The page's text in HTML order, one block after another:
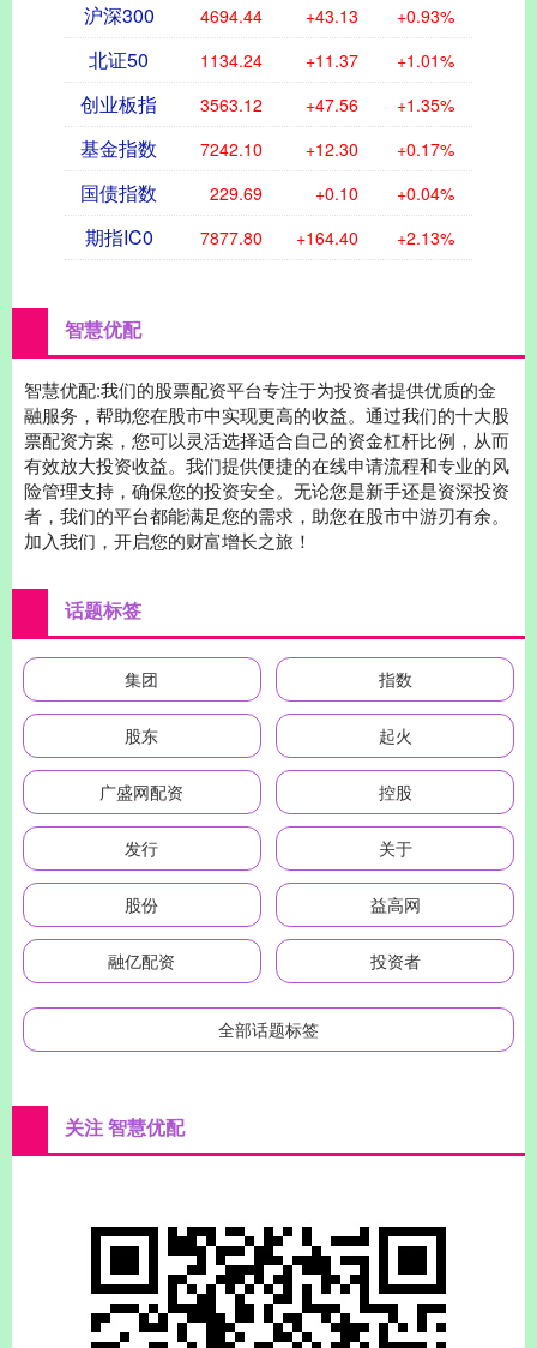
沪深300 4694.44 +43.13 +0.93%
北证50 1134.24 +11.37 +1.01%
创业板指 3563.12 +47.56 +1.35%
基金指数 7242.10 +12.30 +0.17%
国债指数 229.69 +0.10 +0.04%
期指IC0 7877.80 +164.40 +2.13%
智慧优配
智慧优配:我们的股票配资平台专注于为投资者提供优质的金
融服务，帮助您在股市中实现更高的收益。通过我们的十大股
票配资方案，您可以灵活选择适合自己的资金杠杆比例，从而
有效放大投资收益。我们提供便捷的在线申请流程和专业的风
险管理支持，确保您的投资安全。无论您是新手还是资深投资
者，我们的平台都能满足您的需求，助您在股市中游刃有余。
加入我们，开启您的财富增长之旅！
话题标签
集团 指数
股东 起火
广盛网配资 控股
发行 关于
股份 益高网
融亿配资 投资者
全部话题标签
关注 智慧优配